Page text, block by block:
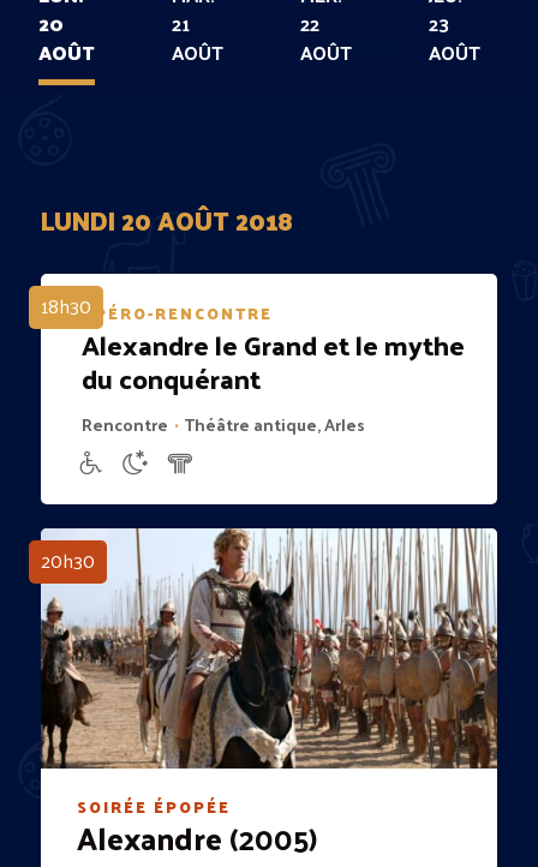
20
AOÛT
21
AOÛT
22
AOÛT
23
AOÛT
LUNDI 20 AOÛT 2018
18h30APÉRO-RENCONTRE
Alexandre le Grand et le mythe
du conquérant
Rencontre • Théâtre antique, Arles
20h30
SOIRÉE ÉPOPÉE
Alexandre(2005)